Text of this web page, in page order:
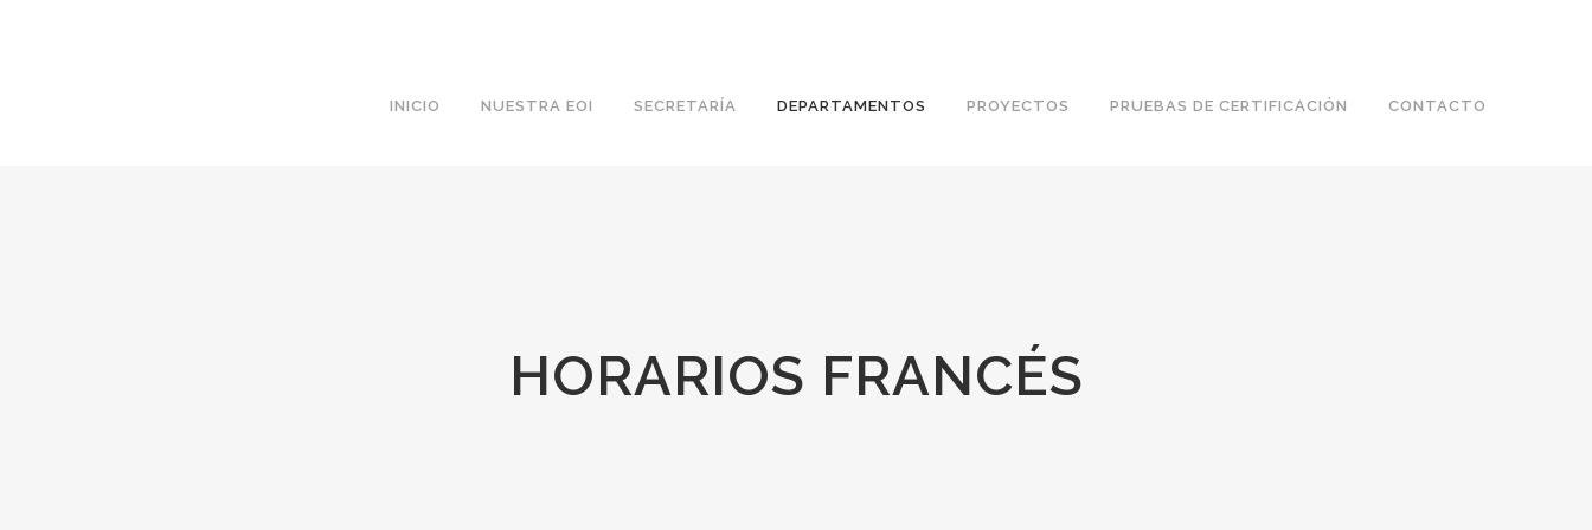
INICIO NUESTRA EOI SECRETARÍA DEPARTAMENTOS PROYECTOS PRUEBAS DE CERTIFICACIÓN CONTACTO
HORARIOS FRANCÉS